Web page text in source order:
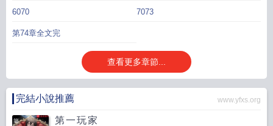
6070 7073
第74章全文完
查看更多章節...
完結小說推薦 www.yfxs.org
第一玩家